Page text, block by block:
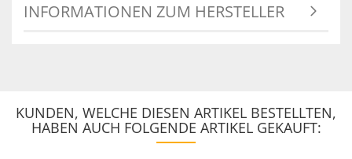
INFORMATIONEN ZUM HERSTELLER
KUNDEN, WELCHE DIESEN ARTIKEL BESTELLTEN,
HABEN AUCH FOLGENDE ARTIKEL GEKAUFT: